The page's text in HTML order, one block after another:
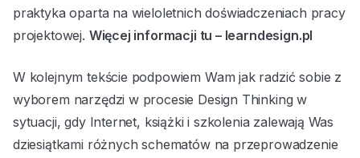
praktyka oparta na wieloletnich doświadczeniach pracy
projektowej. Więcej informacji tu – learndesign.pl
W kolejnym tekście podpowiem Wam jak radzić sobie z
wyborem narzędzi w procesie Design Thinking w
sytuacji, gdy Internet, książki i szkolenia zalewają Was
dziesiątkami różnych schematów na przeprowadzenie